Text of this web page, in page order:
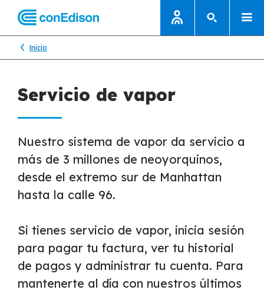
Inicio
Servicio de vapor
Nuestro sistema de vapor da servicio a
más de 3 millones de neoyorquinos,
desde el extremo sur de Manhattan
hasta la calle 96.
Si tienes servicio de vapor, inicia sesión
para pagar tu factura, ver tu historial
de pagos y administrar tu cuenta. Para
mantenerte al día con nuestros últimos